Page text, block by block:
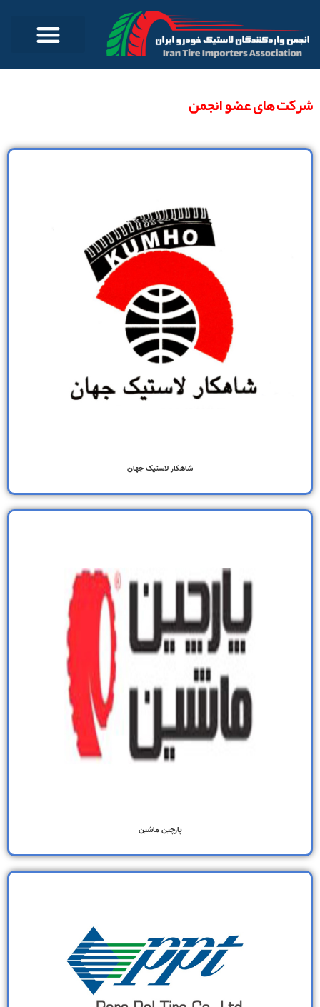
شرکت های عضو انجمن
شاهکار لاستیک جهان
پارچین ماشین